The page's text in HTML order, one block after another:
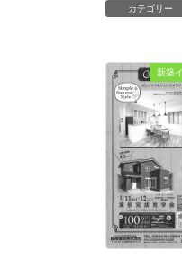
カテゴリー
新築